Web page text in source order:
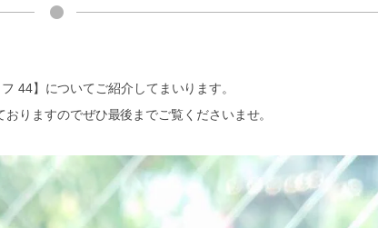
44】についてご紹介してまいります。
りますのでぜひ最後までご覧くださいませ。